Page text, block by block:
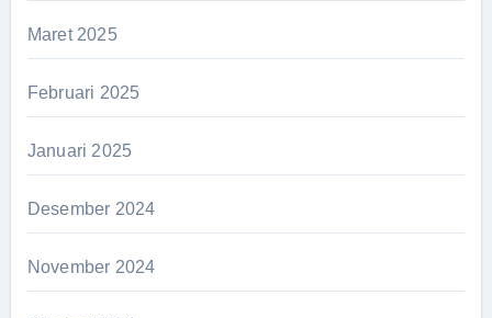
Maret 2025
Februari 2025
Januari 2025
Desember 2024
November 2024